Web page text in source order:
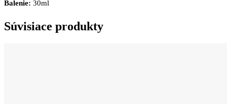
Balenie: 30ml
Súvisiace produkty